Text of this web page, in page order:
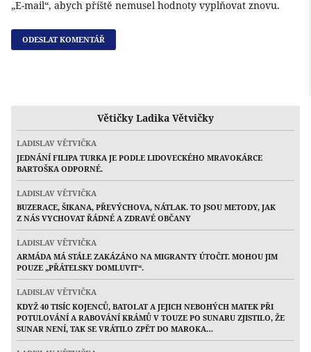
„E-mail“, abych příště nemusel hodnoty vyplňovat znovu.
Větičky Ladika Větvičky
LADISLAV VĚTVIČKA
JEDNÁNÍ FILIPA TURKA JE PODLE LIDOVECKÉHO MRAVOKÁRCE
BARTOŠKA ODPORNÉ.
LADISLAV VĚTVIČKA
BUZERACE, ŠIKANA, PŘEVÝCHOVA, NÁTLAK. TO JSOU METODY, JAK
Z NÁS VYCHOVAT ŘÁDNÉ A ZDRAVÉ OBČANY
LADISLAV VĚTVIČKA
ARMÁDA MÁ STÁLE ZAKÁZÁNO NA MIGRANTY ÚTOČIT. MOHOU JIM
POUZE „PŘÁTELSKY DOMLUVIT“.
LADISLAV VĚTVIČKA
KDYŽ 40 TISÍC KOJENCŮ, BATOLAT A JEJICH NEBOHÝCH MATEK PŘI
POTULOVÁNÍ A RABOVÁNÍ KRÁMŮ V TOUZE PO SUNARU ZJISTILO, ŽE
SUNAR NENÍ, TAK SE VRÁTILO ZPĚT DO MAROKA…